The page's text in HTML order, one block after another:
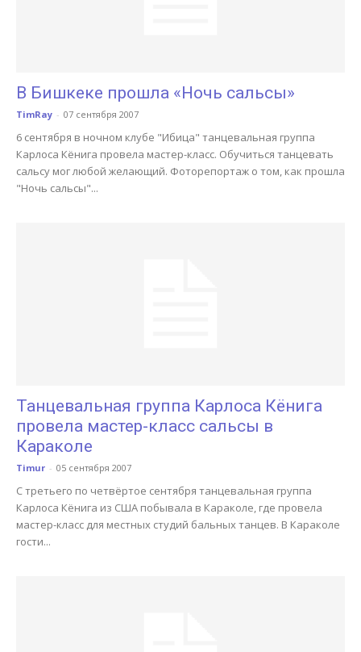
В Бишкеке прошла «Ночь сальсы»
TimRay - 07 сентября 2007
6 сентября в ночном клубе "Ибица" танцевальная группа
Карлоса Кёнига провела мастер-класс. Обучиться танцевать
сальсу мог любой желающий. Фоторепортаж о том, как прошла
"Ночь сальсы"...
Танцевальная группа Карлоса Кёнига
провела мастер-класс сальсы в
Караколе
Timur - 05 сентября 2007
С третьего по четвёртое сентября танцевальная группа
Карлоса Кёнига из США побывала в Караколе, где провела
мастер-класс для местных студий бальных танцев. В Караколе
гости...